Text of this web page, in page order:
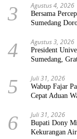
3 Agustus 4, 2026
Bersama
Sumedang
4 Agustus 3, 2026
President
Sumedang,
5 Juli 31, 2026
Wabup Fajar
Cepat Aduan
6 Juli 31, 2026
Bupati Dony
Kekurangan